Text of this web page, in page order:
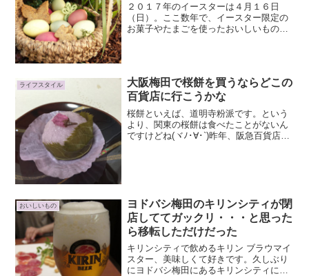
２０１７年のイースターは４月１６日
（日）。ここ数年で、イースター限定の
お菓子やたまごを使ったおいしいもの、
ライフスタイル
大阪梅田で桜餅を買うならどこの
百貨店に行こうかな
桜餅といえば、道明寺粉派です。という
より、関東の桜餅は食べたことがないん
ですけどね(ヾﾉ･∀･`)昨年、阪急百貨店で
おいしいもの
ヨドバシ梅田のキリンシティが閉
店しててガックリ・・・と思った
ら移転しただけだった
キリンシティで飲めるキリン ブラウマイ
スター、美味しくて好きです。久しぶり
にヨドバシ梅田にあるキリンシティに行